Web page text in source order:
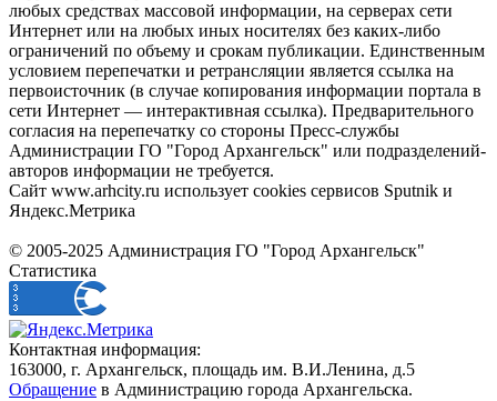
любых средствах массовой информации, на серверах сети
Интернет или на любых иных носителях без каких-либо
ограничений по объему и срокам публикации. Единственным
условием перепечатки и ретрансляции является ссылка на
первоисточник (в случае копирования информации портала в
сети Интернет — интерактивная ссылка). Предварительного
согласия на перепечатку со стороны Пресс-службы
Администрации ГО "Город Архангельск" или подразделений-
авторов информации не требуется.
Сайт www.arhcity.ru использует cookies сервисов Sputnik и
Яндекс.Метрика
© 2005-2025 Администрация ГО "Город Архангельск"
Статистика
Контактная информация:
163000, г. Архангельск, площадь им. В.И.Ленина, д.5
Обращение в Администрацию города Архангельска.